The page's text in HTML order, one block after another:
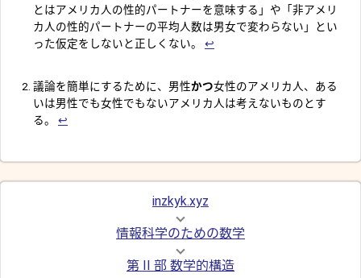
とはアメリカ人の性的パートナーを意味する」や「非アメリ
カ人の性的パートナーの平均人数は男女で変わらない」とい
った仮定をしないと正しくない。 ↩︎
議論を簡単にするために、男性かつ女性のアメリカ人、ある
いは男性でも女性でもないアメリカ人は考えないものとす
る。 ↩︎
inzkyk.xyz
情報科学のための数学
第 II 部 数学的構造